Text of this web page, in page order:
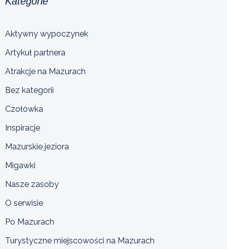
Aktywny wypoczynek
Artykuł partnera
Atrakcje na Mazurach
Bez kategorii
Czołówka
Inspiracje
Mazurskie jeziora
Migawki
Nasze zasoby
O serwisie
Po Mazurach
Turystyczne miejscowości na Mazurach